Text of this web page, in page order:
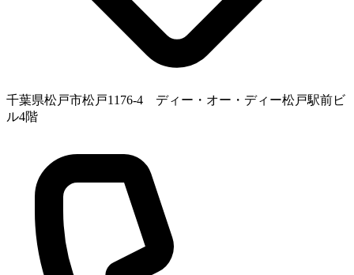
千葉県松戸市松戸1176-4 ディー・オー・ディー松戸駅前ビ
ル4階